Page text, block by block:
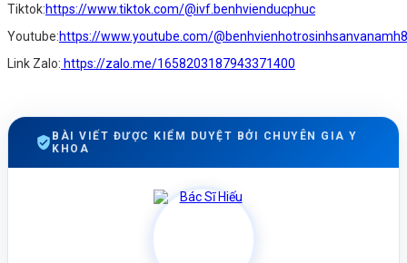
Tiktok:https://www.tiktok.com/@ivf.benhvienducphuc
Youtube:https://www.youtube.com/
Link Zalo: https://zalo.me/1658203187943371400
BÀI VIẾT ĐƯỢC KIỂM DUYỆT BỞI CHUYÊN GIA Y
KHOA